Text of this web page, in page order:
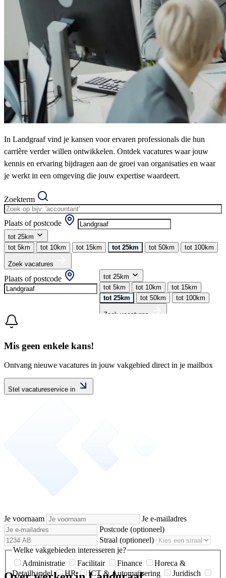
In Landgraaf vind je kansen voor ervaren professionals die hun
carrière verder willen ontwikkelen. Ontdek vacatures waar jouw
kennis en ervaring bijdragen aan de groei van organisaties en waar
je werkt in een omgeving die jouw expertise waardeert.
Zoekterm
Plaats of postcode
tot 25km
tot 5km
tot 10km tot 15km tot 25km tot 50km tot 100km
Zoek vacatures
Plaats of postcode
tot 25km
tot 5km
tot 10km
tot 15km
tot 25km
tot 50km tot 100km
Zoek vacatures
Mis geen enkele kans!
Ontvang nieuwe vacatures in jouw vakgebied direct in je mailbox
Stel vacatureservice in
Je voornaam
Je e-mailadres
Postcode (optioneel)
Straal (optioneel)
Welke vakgebieden interesseren je?
Administratie
Facilitair Finance
Horeca &
Detailhandel
HR ICT & Automatisering
Juridisch